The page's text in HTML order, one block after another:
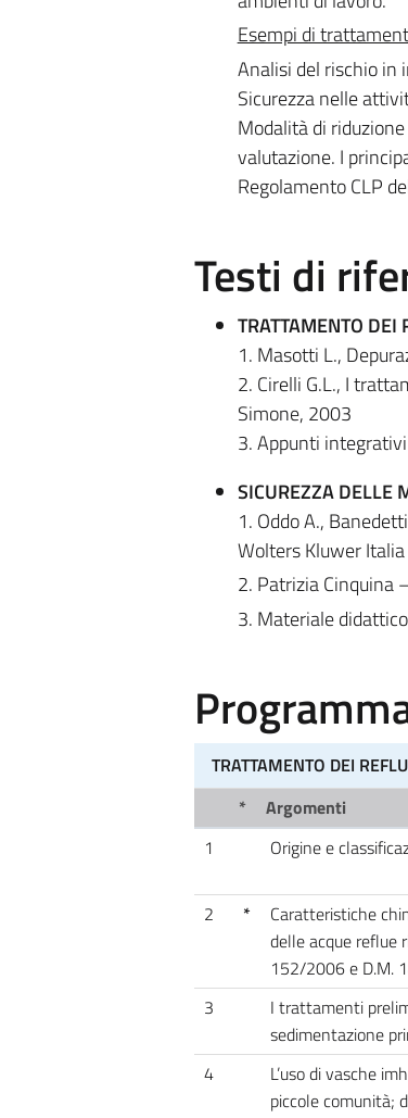
Esempi di
Analisi del rischio in
Sicurezza nelle
Modalità di
valutazione. I
Regolamento CLP
Testi di
TRATTAMENTO DEI
1. Masotti L.,
2. Cirelli G.L., I
Simone, 2003
3. Appunti
SICUREZZA DELLE
1. Oddo A.,
Wolters Kluwer Italia
2. Patrizia Cinquina
3. Materiale
TRATTAMENTO DEI
*
Argomenti
1
Origine e
2
*
Caratteristiche
delle acque reflue
152/2006 e D.M.
3
I trattamenti
sedimentazione
4
L’uso di vasche
piccole comunità;